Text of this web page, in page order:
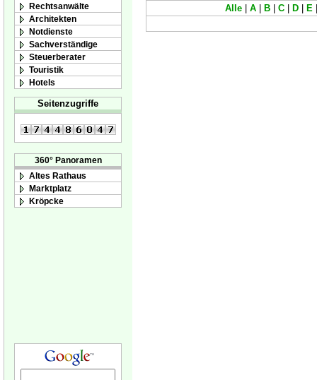
Rechtsanwälte
Architekten
Notdienste
Sachverständige
Steuerberater
Touristik
Hotels
Seitenzugriffe
360° Panoramen
Altes Rathaus
Marktplatz
Kröpcke
Alle A B C D E